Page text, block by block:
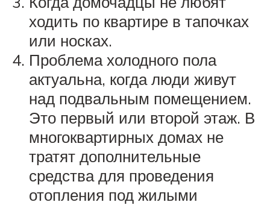
ходить по квартире в тапочках
или носках.
Проблема холодного пола
актуальна, когда люди живут
над подвальным помещением.
Это первый или второй этаж. В
многоквартирных домах не
тратят дополнительные
средства для проведения
отопления под жилыми